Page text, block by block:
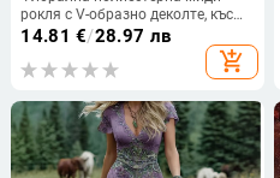
рокля с V-образно деколте, къс
ръкав, висока талия и А-лине
14.81 €/28.97 лв
add_shopping_cart